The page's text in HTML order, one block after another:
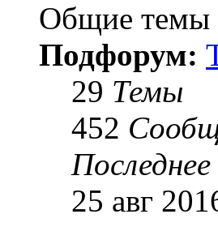
Общие темы
Подфорум:
29 Темы
452
25 авг